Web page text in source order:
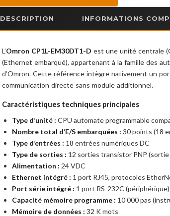
DESCRIPTION INFORMATIONS
L’Omron CP1L-EM30DT1-D est une unité centrale
(Ethernet embarqué), appartenant à la famille des
d’Omron. Cette référence intègre nativement un
communication directe sans module additionnel.
Caractéristiques techniques principales
Type d’unité : CPU automate programmable
Nombre total d’E/S embarquées : 30 points (18
Type d’entrées : 18 entrées numériques DC
Type de sorties : 12 sorties transistor PNP
Alimentation : 24 VDC
Ethernet intégré : 1 port RJ45, protocoles
Port série intégré : 1 port RS-232C
Capacité mémoire programme : 10 000 pas
Mémoire de données : 32 K mots